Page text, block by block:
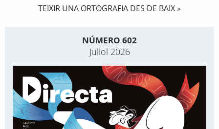
TEIXIR UNA ORTOGRAFIA DES DE BAIX »
NÚMERO 602
Juliol 2026